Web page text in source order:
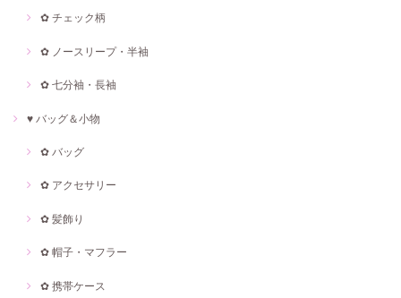
✿ チェック柄
✿ ノースリープ・半袖
✿ 七分袖・長袖
♥ バッグ＆小物
✿ バッグ
✿ アクセサリー
✿ 髪飾り
✿ 帽子・マフラー
✿ 携帯ケース